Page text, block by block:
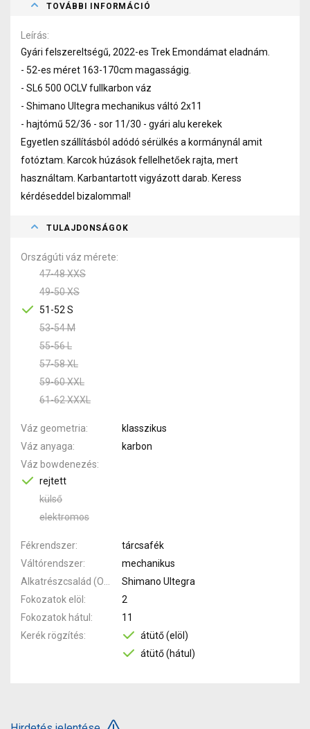
TOVÁBBI INFORMÁCIÓ
Leírás
Gyári felszereltségű, 2022-es Trek Emondámat eladnám.
- 52-es méret 163-170cm magasságig.
- SL6 500 OCLV fullkarbon váz
- Shimano Ultegra mechanikus váltó 2x11
- hajtómű 52/36 - sor 11/30 - gyári alu kerekek
Egyetlen szállításból adódó sérülkés a kormánynál amit
fotóztam. Karcok húzások fellelhetőek rajta, mert
használtam. Karbantartott vigyázott darab. Keress
kérdéseddel bizalommal!
TULAJDONSÁGOK
Országúti váz mérete
47-48 XXS
49-50 XS
51-52 S
53-54 M
55-56 L
57-58 XL
59-60 XXL
61-62 XXXL
Váz geometria
klasszikus
Váz anyaga
karbon
Váz bowdenezés
rejtett
külső
elektromos
Fékrendszer
tárcsafék
Váltórendszer
mechanikus
Shimano Ultegra
Fokozatok elöl
2
Fokozatok hátul
11
Kerék rögzítés
átütő (elöl)
átütő (hátul)